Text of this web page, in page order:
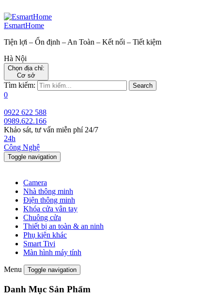
EsmartHome
Tiện lợi – Ổn định – An Toàn – Kết nối – Tiết kiệm
Hà Nội
Chọn địa chỉ:
Cơ sở
Tìm kiếm: Search
0
0922 622 588
0989.622.166
Khảo sát, tư vấn miễn phí 24/7
24h
Công Nghệ
Toggle navigation
Camera
Nhà thông minh
Điện thông minh
Khóa cửa vân tay
Chuông cửa
Thiết bị an toàn & an ninh
Phụ kiện khác
Smart Tivi
Màn hình máy tính
Menu Toggle navigation
Danh Mục Sản Phẩm